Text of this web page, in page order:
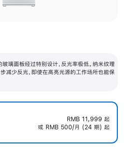
玻璃面板经过特别设计，反光率极低。纳米纹理
减少反光，即使在高亮光源的工作场所也能保
RMB 11,999 起
或 RMB 500/月 (24 期) 起